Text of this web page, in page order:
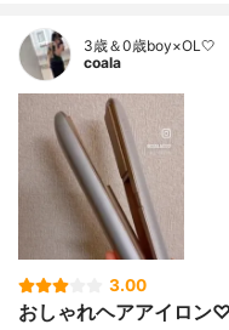
3歳＆0歳boy×OL🤍
coala
3.00
おしゃれヘアアイロン♡